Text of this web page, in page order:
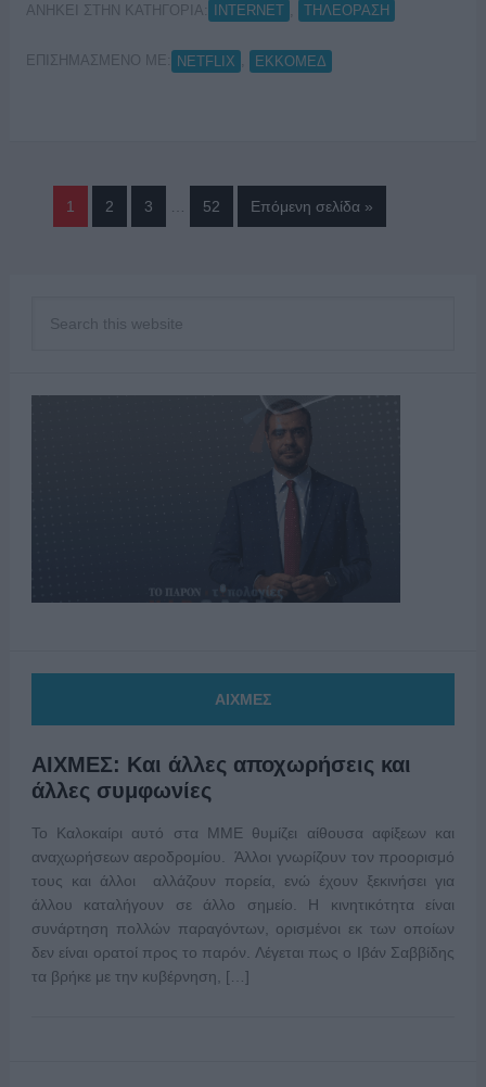
ΑΝΗΚΕΙ ΣΤΗΝ ΚΑΤΗΓΟΡΙΑ: INTERNET ΤΗΛΕΟΡΑΣΗ
ΕΠΙΣΗΜΑΣΜΕΝΟ ΜΕ: NETFLIX ΕΚΚΟΜΕΔ
1 2 3 52 Επόμενη σελίδα »
ΑΙΧΜΕΣ
ΑΙΧΜΕΣ: Και άλλες αποχωρήσεις και
άλλες συμφωνίες
Το Καλοκαίρι αυτό στα ΜΜΕ θυμίζει αίθουσα αφίξεων και
αναχωρήσεων αεροδρομίου. Άλλοι γνωρίζουν τον προορισμό
τους και άλλοι αλλάζουν πορεία, ενώ έχουν ξεκινήσει για
άλλου καταλήγουν σε άλλο σημείο. Η κινητικότητα είναι
συνάρτηση πολλών παραγόντων, ορισμένοι εκ των οποίων
δεν είναι ορατοί προς το παρόν. Λέγεται πως ο Ιβάν Σαββίδης
τα βρήκε με την κυβέρνηση, […]